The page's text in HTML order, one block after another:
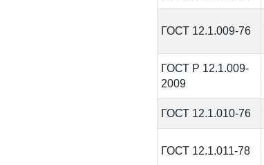
ГОСТ 12.1.009-76
ГОСТ Р 12.1.009-
2009
ГОСТ 12.1.010-76
ГОСТ 12.1.011-78